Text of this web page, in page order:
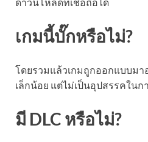
เกมนี้บั๊กหรือไม่?
โดยรวมแล้วเกมถูกออกแบบมา
เล็กน้อย แต่ไม่เป็นอุปสรรคในก
มี DLC หรือไม่?